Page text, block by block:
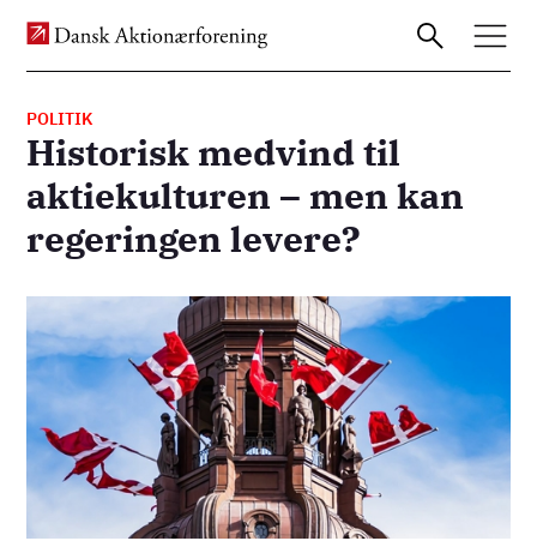
Gå
til
hovedindhold
POLITIK
Historisk medvind til
aktiekulturen – men kan
regeringen levere?
Billede